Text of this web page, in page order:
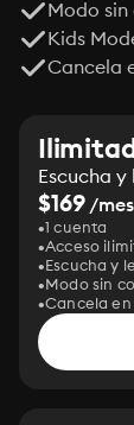
Modo
Kids
Cancela
Escucha y
$169/mes
1 cuenta
Acceso
Escucha y
Modo sin
Cancela